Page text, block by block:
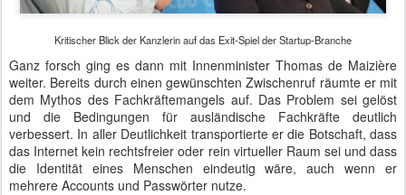
Kritischer Blick der Kanzlerin auf das Exit-Spiel der Startup-Branche
Ganz forsch ging es dann mit Innenminister Thomas de Maizière
weiter. Bereits durch einen gewünschten Zwischenruf räumte er mit
dem Mythos des Fachkräftemangels auf. Das Problem sei gelöst
und die Bedingungen für ausländische Fachkräfte deutlich
verbessert. In aller Deutlichkeit transportierte er die Botschaft, dass
das Internet kein rechtsfreier oder rein virtueller Raum sei und dass
die Identität eines Menschen eindeutig wäre, auch wenn er
mehrere Accounts und Passwörter nutze.